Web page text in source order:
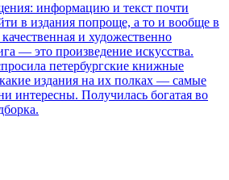
информацию и текст почти
в издания попроще, а то и вообще в
и художественно
— это произведение искусства.
петербургские книжные
издания на их полках — самые
интересны. Получилась богатая во